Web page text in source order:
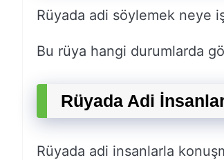
Rüyada adi söylemek neye
Bu rüya hangi durumlarda
Rüyada Adi
Rüyada adi insanlarla